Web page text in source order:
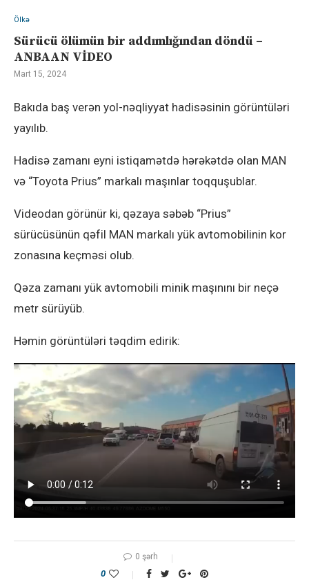
Ölkə
Sürücü ölümün bir addımlığından döndü –
ANBAAN VİDEO
Mart 15, 2024
Bakıda baş verən yol-nəqliyyat hadisəsinin görüntüləri
yayılıb.
Hadisə zamanı eyni istiqamətdə hərəkətdə olan MAN
və “Toyota Prius” markalı maşınlar toqquşublar.
Videodan görünür ki, qəzaya səbəb “Prius”
sürücüsünün qəfil MAN markalı yük avtomobilinin kor
zonasına keçməsi olub.
Qəza zamanı yük avtomobili minik maşınını bir neçə
metr sürüyüb.
Həmin görüntüləri təqdim edirik:
0 şərh
0